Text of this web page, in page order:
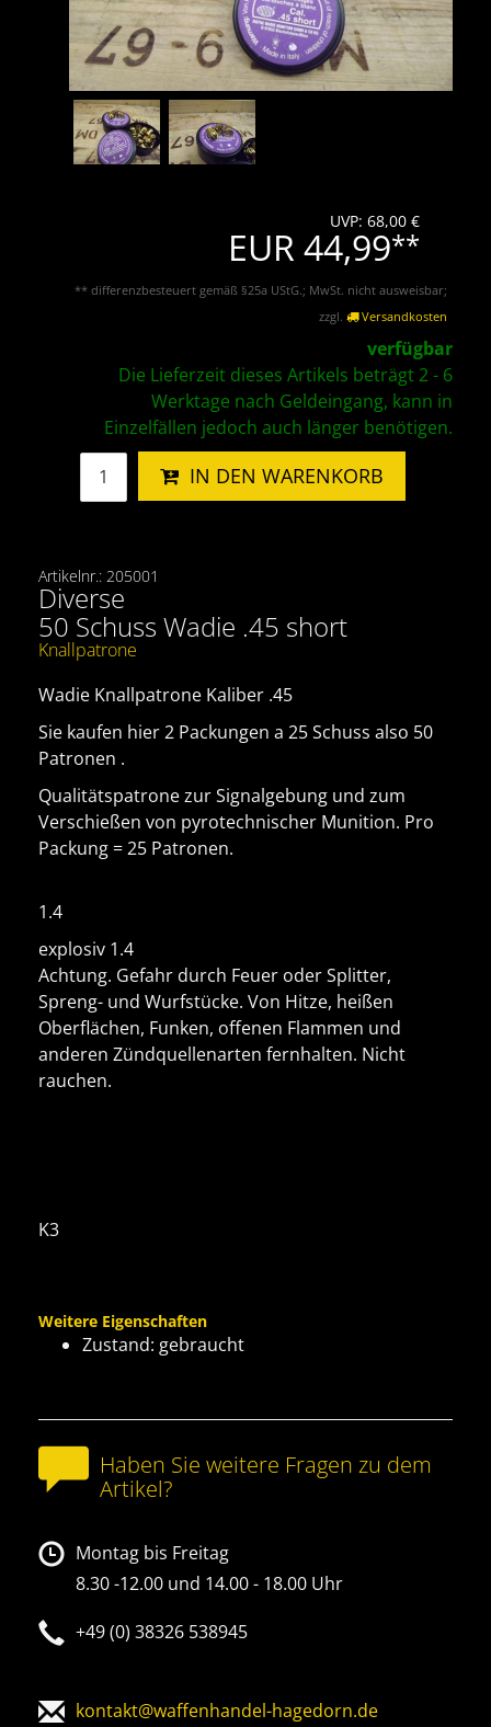
UVP: 68,00 €
EUR 44,99**
** differenzbesteuert gemäß §25a UStG.; MwSt. nicht ausweisbar;
zzgl.
Versandkosten
verfügbar
Die Lieferzeit dieses Artikels beträgt 2 - 6
Werktage nach Geldeingang, kann in
Einzelfällen jedoch auch länger benötigen.
IN DEN WARENKORB
Artikelnr.: 205001
Diverse
50 Schuss Wadie .45 short
Knallpatrone
Wadie Knallpatrone Kaliber .45
Sie kaufen hier 2 Packungen a 25 Schuss also 50
Patronen .
Qualitätspatrone zur Signalgebung und zum
Verschießen von pyrotechnischer Munition. Pro
Packung = 25 Patronen.
1.4
explosiv 1.4
Achtung. Gefahr durch Feuer oder Splitter,
Spreng- und Wurfstücke. Von Hitze, heißen
Oberflächen, Funken, offenen Flammen und
anderen Zündquellenarten fernhalten. Nicht
rauchen.
K3
Weitere Eigenschaften
Zustand: gebraucht
Haben Sie weitere Fragen zu dem
Artikel?
Montag bis Freitag
8.30 -12.00 und 14.00 - 18.00 Uhr
+49 (0) 38326 538945
kontakt@waffenhandel-hagedorn.de